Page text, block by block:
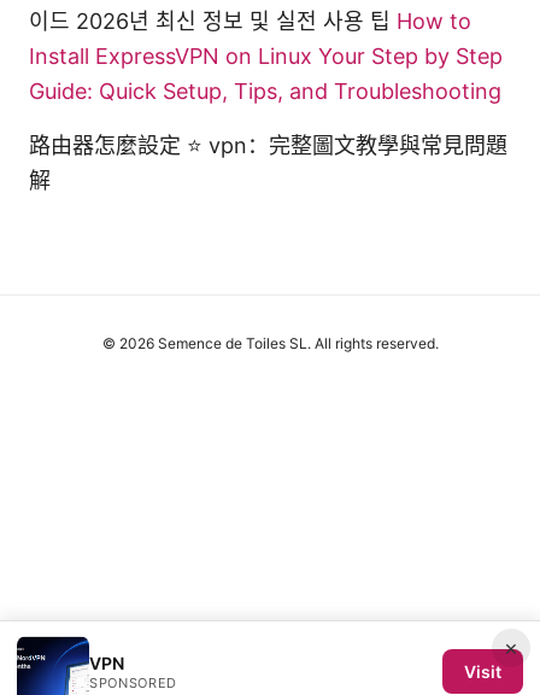
이드 2026년 최신 정보 및 실전 사용 팁 How to
Install ExpressVPN on Linux Your Step by Step
Guide: Quick Setup, Tips, and Troubleshooting
路由器怎麼設定 ⭐ vpn：完整圖文教學與常見問題
解
×
VPN
SPONSORED
Visit
© 2026 Semence de Toiles SL. All rights reserved.